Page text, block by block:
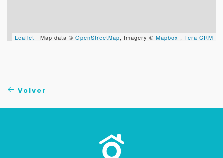
Leaflet | Map data © OpenStreetMap, Imagery © Mapbox , Tera CRM
Volver